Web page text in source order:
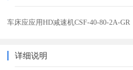
车床应应用HD减速机CSF-40-80-2A-GR
详细说明